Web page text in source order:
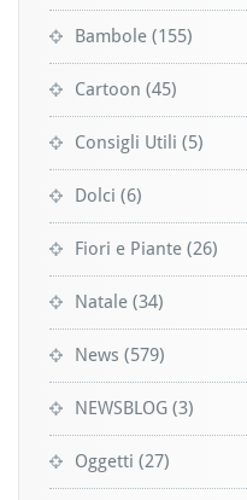
Bambole (155)
Cartoon (45)
Consigli Utili (5)
Dolci (6)
Fiori e Piante (26)
Natale (34)
News (579)
NEWSBLOG (3)
Oggetti (27)